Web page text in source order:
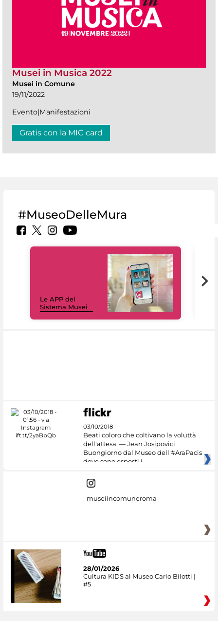
Musei in Musica 2022
Musei in Comune
19/11/2022
Evento|Manifestazioni
Gratis con la MIC card
#MuseoDelleMura
Le APP del
Sistema Musei
03/10/2018
Beati coloro che coltivano la voluttà
dell'attesa. — Jean Josipovici
Buongiorno dal Museo dell'#AraPacis
dove sono esposti i
museiincomuneroma
28/01/2026
Cultura KIDS al Museo Carlo Bilotti |
#5